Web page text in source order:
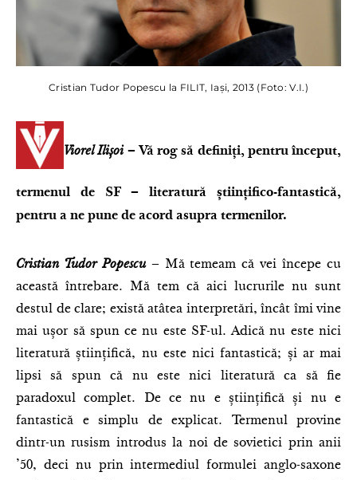
Cristian Tudor Popescu la FILIT, Iași, 2013 (Foto: V.I.)
Viorel Ilișoi – Vă rog să definiți, pentru început,
termenul de SF – literatură științifico-fantastică,
pentru a ne pune de acord asupra termenilor.
Cristian Tudor Popescu– Mă temeam că vei începe cu
această întrebare. Mă tem că aici lucrurile nu sunt
destul de clare; există atâtea interpretări, încât îmi vine
mai ușor să spun ce nu este SF-ul. Adică nu este nici
literatură științifică, nu este nici fantastică; și ar mai
lipsi să spun că nu este nici literatură ca să fie
paradoxul complet. De ce nu e științifică și nu e
fantastică e simplu de explicat. Termenul provine
dintr-un rusism introdus la noi de sovietici prin anii
’50, deci nu prin intermediul formulei anglo-saxone